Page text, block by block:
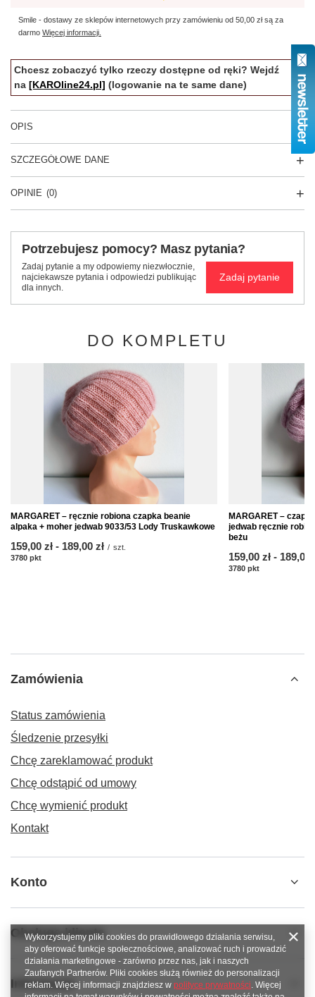
Smile - dostawy ze sklepów internetowych przy zamówieniu od 50,00 złsą za
darmo Więcej informacji.
Chcesz zobaczyć tylko rzeczy dostępne od ręki? Wejdź
na [KAROline24.pl] (logowanie na te same dane)
OPIS
SZCZEGÓŁOWE DANE
OPINIE (0)
Potrzebujesz pomocy? Masz pytania?
Zadaj pytanie a my odpowiemy niezwłocznie,
najciekawsze pytania i odpowiedzi publikując
dla innych.
Zadaj pytanie
DO KOMPLETU
MARGARET – ręcznie robiona czapka beanie
alpaka + moher jedwab 9033/53 Lody Truskawkowe
od
159,00 zł - do
189,00 zł / szt.
3780 pkt
MARGARET –
jedwab ręcznie
beżu
od
159,00 zł - do
189,00
3780 pkt
Zamówienia
Status zamówienia
Śledzenie przesyłki
Chcę zareklamować produkt
Chcę odstąpić od umowy
Chcę wymienić produkt
Kontakt
Konto
Obsługa klienta
Informacje
Wykorzystujemy pliki cookies do prawidłowego działania serwisu,
aby oferować funkcje społecznościowe, analizować ruch i prowadzić
działania marketingowe - zarówno przez nas, jak i naszych
Zaufanych Partnerów. Pliki cookies służą również do personalizacji
reklam. Więcej informacji znajdziesz w polityce prywatności. Więcej